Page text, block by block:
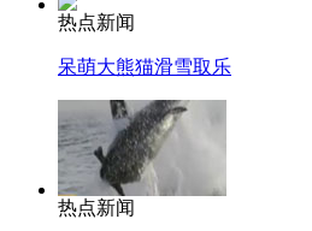
热点新闻
呆萌大熊猫滑雪取乐
热点新闻